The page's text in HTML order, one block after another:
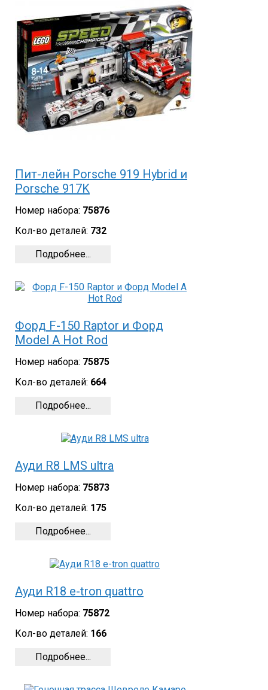
Пит-лейн Porsche 919 Hybrid и
Porsche 917K
Номер набора: 75876
Кол-во деталей: 732
Подробнее...
Форд F-150 Raptor и Форд
Model A Hot Rod
Номер набора: 75875
Кол-во деталей: 664
Подробнее...
Ауди R8 LMS ultra
Номер набора: 75873
Кол-во деталей: 175
Подробнее...
Ауди R18 e-tron quattro
Номер набора: 75872
Кол-во деталей: 166
Подробнее...